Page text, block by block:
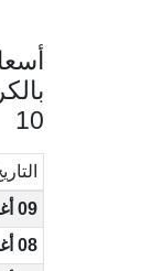
10
09 أغسطس 26
08 أغسطس 26